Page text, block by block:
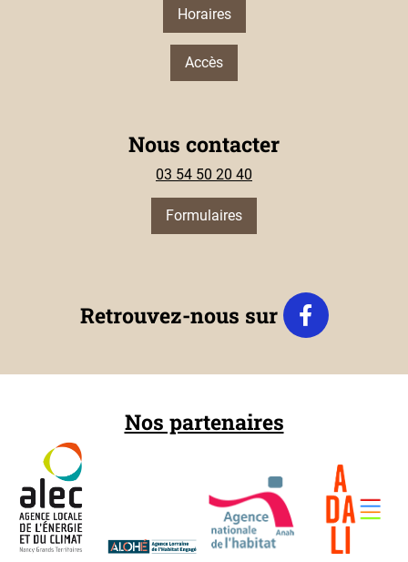
Horaires
Accès
Nous contacter
03 54 50 20 40
Formulaires
Retrouvez-nous sur
Nos partenaires